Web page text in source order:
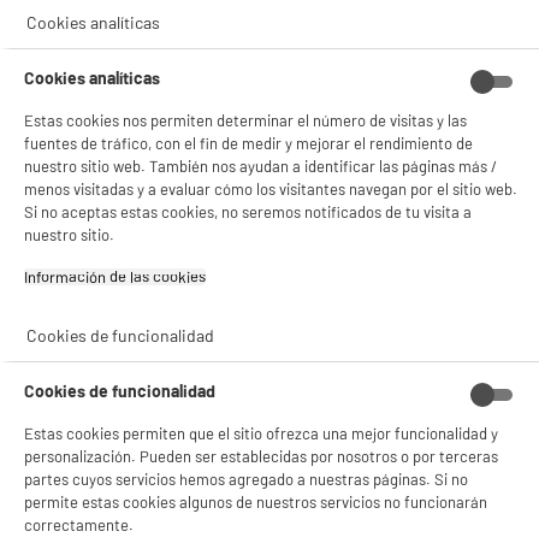
Rechazar todas
Con el fin de mejorar tu experiencia, y tras tu consentimiento, ELECTRO DEPOT
y sus socios utilizan cookies que procesan tus datos personales para:
- compartir contenido adaptado a tus preferencias
- ofrecer publicidad y comunicaciones personalizadas
- analizar el tráfico en nuestro sitio web Consulta la política de cookies.
Consulta la política de cookies..
Si aceptas, la experiencia será aún mejor. Si no acepta, se utilizarán cookies
estadísticas anónimas basadas en tu navegación. Puedes oponerte a su uso
Cookies analíticas
Cookies analíticas
Estas cookies nos permiten determinar el número de visitas y las
fuentes de tráfico, con el fin de medir y mejorar el rendimiento de
nuestro sitio web. También nos ayudan a identificar las páginas más /
menos visitadas y a evaluar cómo los visitantes navegan por el sitio web.
Si no aceptas estas cookies, no seremos notificados de tu visita a
nuestro sitio.
Información de las cookies‎
Cookies de funcionalidad
Cookies de funcionalidad
Estas cookies permiten que el sitio ofrezca una mejor funcionalidad y
personalización. Pueden ser establecidas por nosotros o por terceras
partes cuyos servicios hemos agregado a nuestras páginas. Si no
permite estas cookies algunos de nuestros servicios no funcionarán
correctamente.